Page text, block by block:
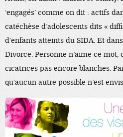
‘engagés’ comme on dit : actifs
catéchèse d’adolescents dits «
d’enfants atteints du SIDA. Et
Divorce. Personne n’aime ce
cicatrices pas encore blanches.
qu’aucun autre possible n’est